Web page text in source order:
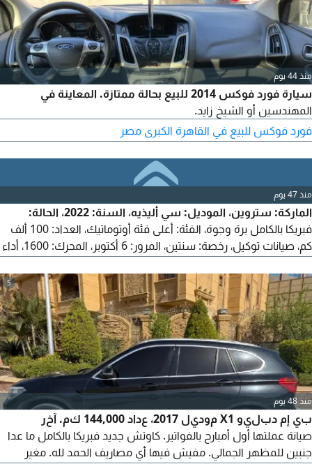
منذ 44 يوم
سيارة فورد فوكس 2014 للبيع بحالة ممتازة. المعاينة في
المهندسين أو الشيخ زايد.
فورد فوكس للبيع في القاهرة الكبرى مصر
منذ 47 يوم
الماركة: ستروين، الموديل: سي أليذيه، السنة: 2022، الحالة:
فبريكا بالكامل برة وجوة، الفئة: أعلى فئة أوتوماتيك، العداد: 100 ألف
كم، صيانات توكيل، رخصة: سنتين، المرور: 6 أكتوبر، المحرك: 1600، أداء
5
منذ 48 يوم
بي إم دبليو X1 موديل 2017، عداد 144,000 كم. آخر
صيانة عملتها أول أمبارح بالفواتير. كاوتش جديد فبريكا بالكامل ما عدا
جنبين للمظهر الجمالي. مفيش فيها أي مصاريف الحمد لله. مغير